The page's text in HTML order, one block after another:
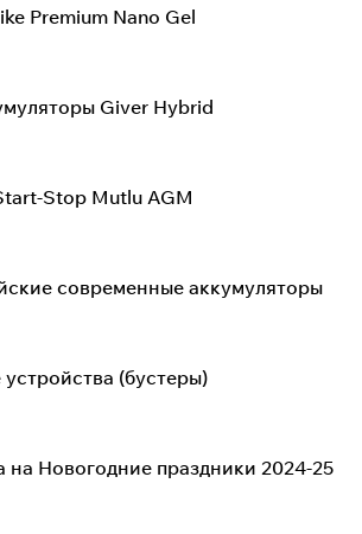
Premium Nano Gel
Giver Hybrid
Stop Mutlu AGM
современные аккумуляторы
(бустеры)
на Новогодние праздники 2024-25